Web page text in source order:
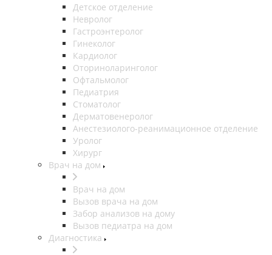
Детское отделение
Невролог
Гастроэнтеролог
Гинеколог
Кардиолог
Оториноларинголог
Офтальмолог
Педиатрия
Стоматолог
Дерматовенеролог
Анестезиолого-реанимационное отделение
Уролог
Хирург
Врач на дом
Врач на дом
Вызов врача на дом
Забор анализов на дому
Вызов педиатра на дом
Диагностика